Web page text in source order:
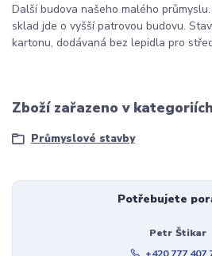
Další budova našeho malého
sklad jde o vyšší patrovou budovu.
kartonu, dodávaná bez lepidla pro
Zboží zařazeno v kategoriích
Průmyslové stavby
Potřebujete
Petr Štikar
+420 777 407